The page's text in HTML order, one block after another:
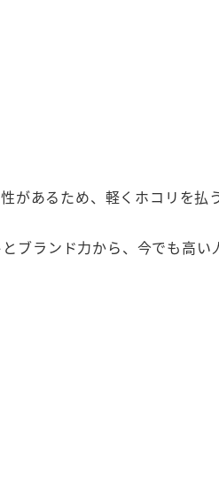
あるため、軽くホコリを払
ブランド力から、今でも高